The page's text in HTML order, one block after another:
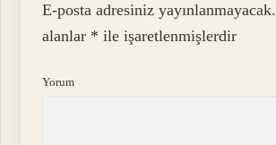
E-posta adresiniz yayınlanmayacak.
alanlar * ile işaretlenmişlerdir
Yorum